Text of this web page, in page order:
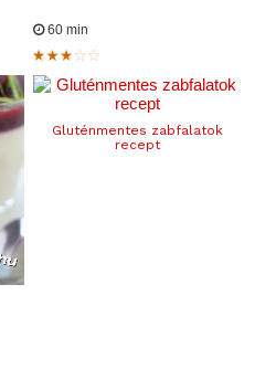
60 min
Gluténmentes zabfalatok
recept